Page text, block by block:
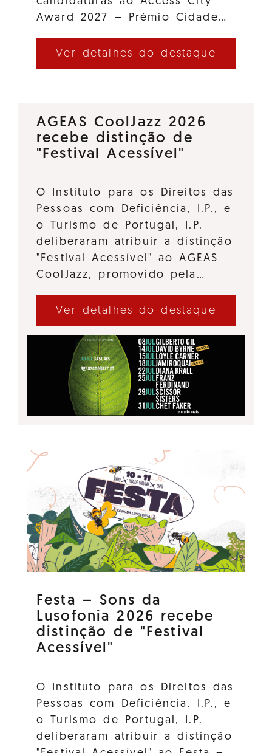
Award 2027 – Prémio Cidade…
Ver detalhes do destaque
AGEAS CoolJazz 2026
recebe distinção de
"Festival Acessível"
O Instituto para os Direitos das
Pessoas com Deficiência, I.P., e
o Turismo de Portugal, I.P.
deliberaram atribuir a distinção
"Festival Acessível" ao AGEAS
CoolJazz, promovido pela…
Ver detalhes do destaque
Festa – Sons da
Lusofonia 2026 recebe
distinção de "Festival
Acessível"
O Instituto para os Direitos das
Pessoas com Deficiência, I.P., e
o Turismo de Portugal, I.P.
deliberaram atribuir a distinção